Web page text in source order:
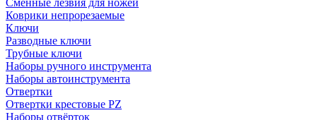
Сменные лезвия для ножей
Коврики непрорезаемые
Ключи
Разводные ключи
Трубные ключи
Наборы ручного инструмента
Наборы автоинструмента
Отвертки
Отвертки крестовые PZ
Наборы отвёрток